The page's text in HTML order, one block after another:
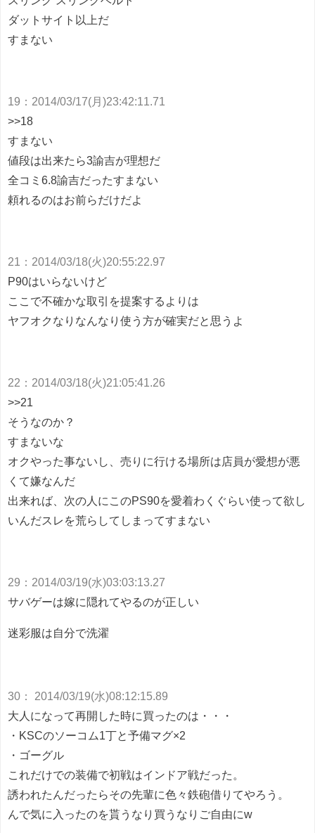
ダットサイト以上だ
すまない
19 ： 2014/03/17(月)23:42:11.71
>>18
すまない
値段は出来たら3諭吉が理想だ
全コミ6.8諭吉だったすまない
頼れるのはお前らだけだよ
21 ： 2014/03/18(火)20:55:22.97
P90はいらないけど
ここで不確かな取引を提案するよりは
ヤフオクなりなんなり使う方が確実だと思うよ
22 ： 2014/03/18(火)21:05:41.26
>>21
そうなのか？
すまないな
オクやった事ないし、売りに行ける場所は店員が愛想が悪
くて嫌なんだ
出来れば、次の人にこのPS90を愛着わくぐらい使って欲し
いんだスレを荒らしてしまってすまない
29 ： 2014/03/19(水)03:03:13.27
サバゲーは嫁に隠れてやるのが正しい
迷彩服は自分で洗濯
30 ： 2014/03/19(水)08:12:15.89
大人になって再開した時に買ったのは・・・
・KSCのソーコム1丁と予備マグ×2
・ゴーグル
これだけでの装備で初戦はインドア戦だった。
誘われたんだったらその先輩に色々鉄砲借りてやろう。
んで気に入ったのを貰うなり買うなりご自由にw